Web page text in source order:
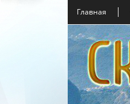
Главная